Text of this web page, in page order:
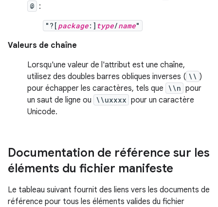
@ :
"?[ package:] type/name"
Valeurs de chaîne
Lorsqu'une valeur de l'attribut est une chaîne,
utilisez des doubles barres obliques inverses ( \\ )
pour échapper les caractères, tels que \\n pour
un saut de ligne ou \\uxxxx pour un caractère
Unicode.
Documentation de référence sur les
éléments du fichier manifeste
Le tableau suivant fournit des liens vers les documents de
référence pour tous les éléments valides du fichier